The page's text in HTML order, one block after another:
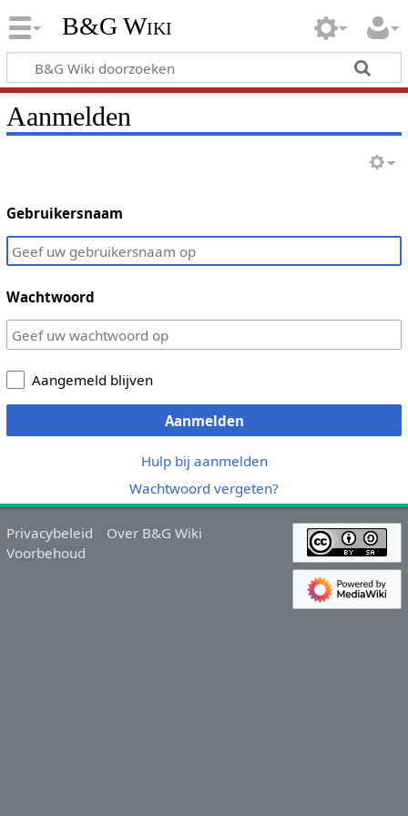
B&G Wiki
Aanmelden
Gebruikersnaam
Wachtwoord
Aangemeld blijven
Aanmelden
Hulp bij aanmelden
Wachtwoord vergeten?
Privacybeleid
Over B&G Wiki
Voorbehoud